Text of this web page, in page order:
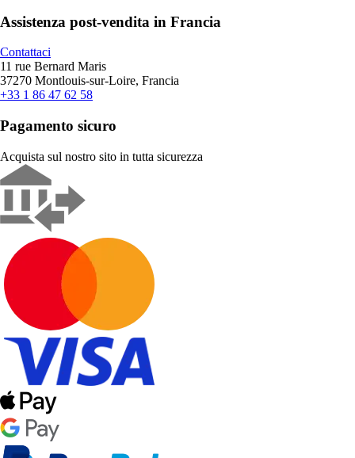
Assistenza post-vendita in Francia
Contattaci
11 rue Bernard Maris
37270 Montlouis-sur-Loire, Francia
+33 1 86 47 62 58
Pagamento sicuro
Acquista sul nostro sito in tutta sicurezza